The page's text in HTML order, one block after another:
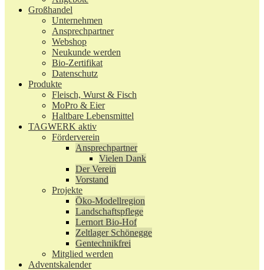
Großhandel
Unternehmen
Ansprechpartner
Webshop
Neukunde werden
Bio-Zertifikat
Datenschutz
Produkte
Fleisch, Wurst & Fisch
MoPro & Eier
Haltbare Lebensmittel
TAGWERK aktiv
Förderverein
Ansprechpartner
Vielen Dank
Der Verein
Vorstand
Projekte
Öko-Modellregion
Landschaftspflege
Lernort Bio-Hof
Zeltlager Schönegge
Gentechnikfrei
Mitglied werden
Adventskalender